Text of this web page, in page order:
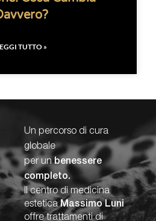
TUTTO »
Un percorso di cura
globale
per unbenessere
completo.
Il centro di medicina
esteticaMassimo Luni
offre trattamenti di